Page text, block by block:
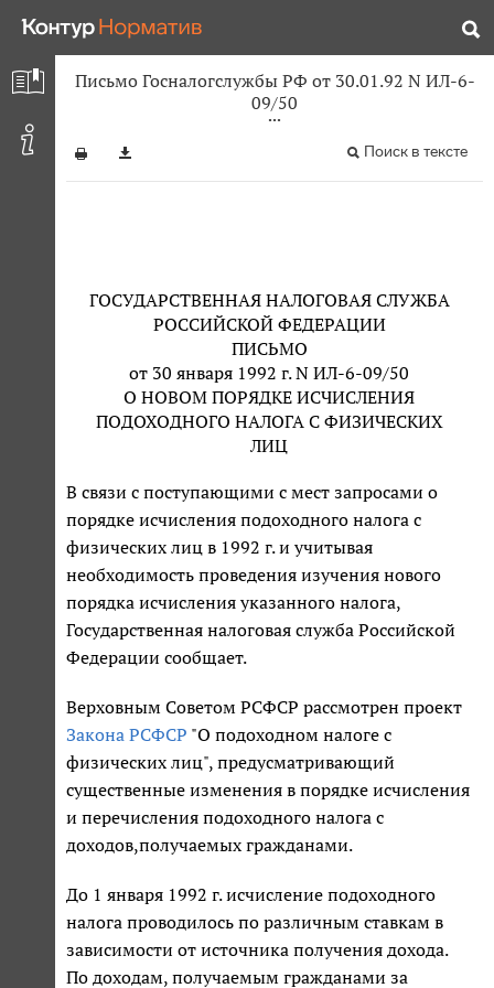
Письмо Госналогслужбы РФ от 30.01.92 N ИЛ-6-
09/50
Поиск в тексте
ГОСУДАРСТВЕННАЯ НАЛОГОВАЯ СЛУЖБА
РОССИЙСКОЙ ФЕДЕРАЦИИ
ПИСЬМО
от 30 января 1992 г. N ИЛ-6-09/50
О НОВОМ ПОРЯДКЕ ИСЧИСЛЕНИЯ
ПОДОХОДНОГО НАЛОГА С ФИЗИЧЕСКИХ
ЛИЦ
В связи с поступающими с мест запросами о
порядке исчисления подоходного налога с
физических лиц в 1992 г. и учитывая
необходимость проведения изучения нового
порядка исчисления указанного налога,
Государственная налоговая служба Российской
Федерации сообщает.
Верховным Советом РСФСР рассмотрен проект
Закона РСФСР "О подоходном налоге с
физических лиц", предусматривающий
существенные изменения в порядке исчисления
и перечисления подоходного налога с
доходов,получаемых гражданами.
До 1 января 1992 г. исчисление подоходного
налога проводилось по различным ставкам в
зависимости от источника получения дохода.
По доходам, получаемым гражданами за